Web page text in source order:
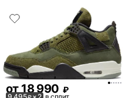
от18 990 ₽